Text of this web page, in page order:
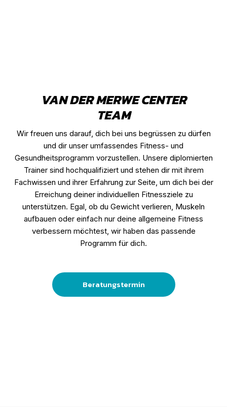
VAN DER MERWE CENTER
TEAM
Wir freuen uns darauf, dich bei uns begrüssen zu dürfen
und dir unser umfassendes Fitness- und
Gesundheitsprogramm vorzustellen. Unsere diplomierten
Trainer sind hochqualifiziert und stehen dir mit ihrem
Fachwissen und ihrer Erfahrung zur Seite, um dich bei der
Erreichung deiner individuellen Fitnessziele zu
unterstützen. Egal, ob du Gewicht verlieren, Muskeln
aufbauen oder einfach nur deine allgemeine Fitness
verbessern möchtest, wir haben das passende
Programm für dich.
Beratungstermin